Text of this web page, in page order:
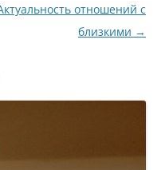
отношений с
близкими →